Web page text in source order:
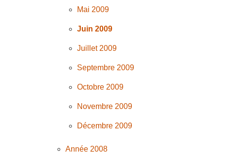
Mai 2009
Juin 2009
Juillet 2009
Septembre 2009
Octobre 2009
Novembre 2009
Décembre 2009
Année 2008